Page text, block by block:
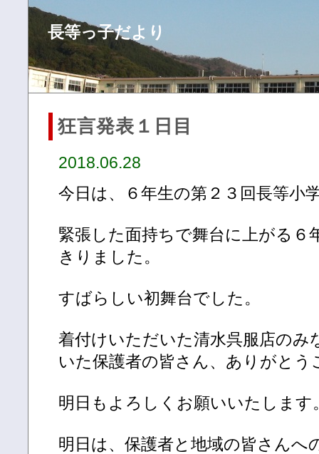
長等っ子だより
狂言発表１日目
2018.06.28
今日は、６年生の第２３回長等小
緊張した面持ちで舞台に上がる６
きりました。
すばらしい初舞台でした。
着付けいただいた清水呉服店のみ
いた保護者の皆さん、ありがとう
明日もよろしくお願いいたします
明日は、保護者と地域の皆さんへ